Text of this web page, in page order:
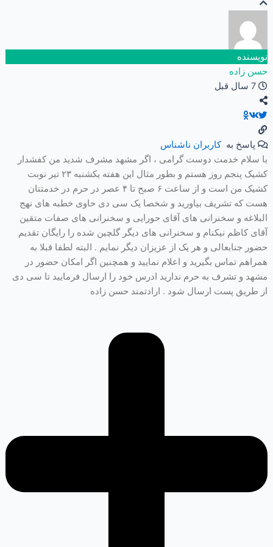
نویسنده
حسن زاده
7 سال قبل
پاسخ بهکاربران ناشناس
با سلام خدمت دوست گرامی ، اگر مشهد مشرف شدید من کفشدار
کشیک پنجم روز هستم و بطور مثال این هفته یکشنبه ۲۳ تیر نوبت
کشیک من است و از ساعت ۶ صبح تا ۴ عصر در حرم در خدمتتان
هست که تشریف بیاورید و شخصا یک سی دی حاوی خطبه های نهج
البلاغه و سخنرانی های آقای حورایی و سخنرانی های صفات متقین
آقای کاظم نیکنام و سخنرانی های دیگر گلچین شده را رایگان تقدیم
حضور جنابعالی و هر یک از عزیزان دیگر نمایم . البته لطفا قبلا به
همراهم تماس بگیرید و اعلام نمایید و همچنین اگر امکان حضور در
مشهد و تشرف به حرم ندارید ادرس خود را ارسال فرمایید تا سی دی
از طریق پست ارسال شود . ارادتمند حسن زاده